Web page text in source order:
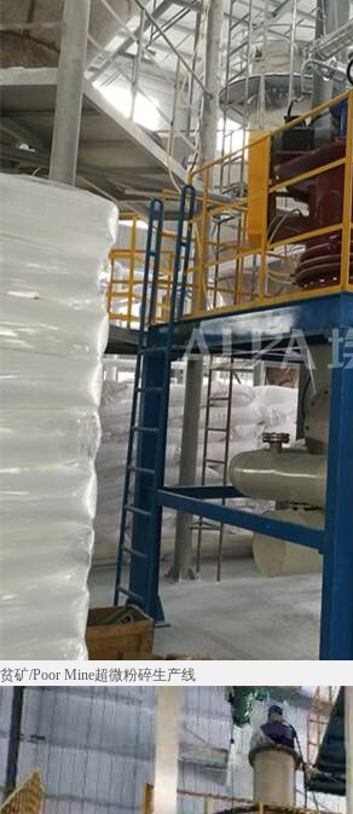
贫矿/Poor Mine超微粉碎生产线